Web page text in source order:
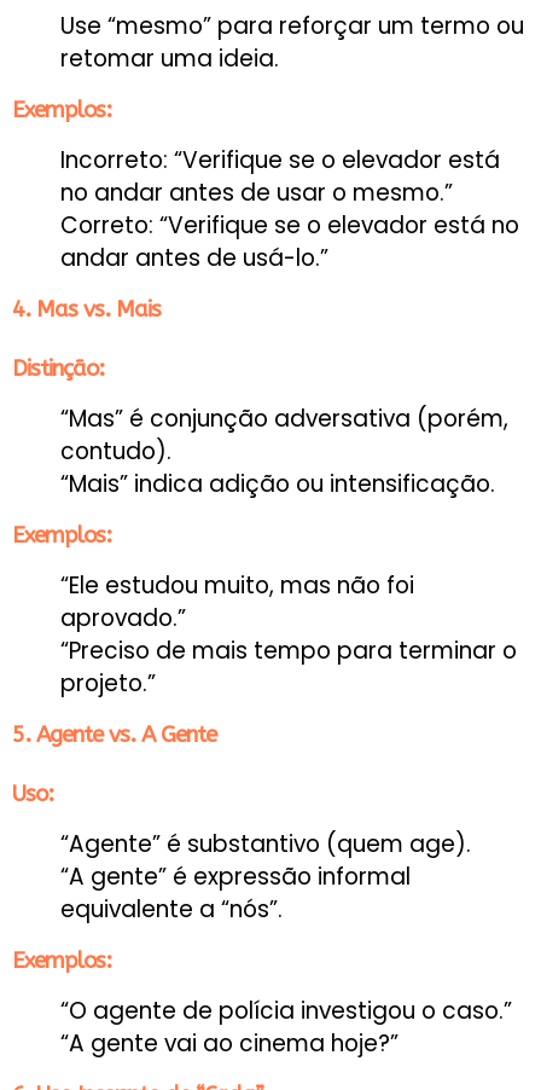
Use “mesmo” para reforçar um termo ou
retomar uma ideia.
Exemplos:
Incorreto: “Verifique se o elevador está
no andar antes de usar o mesmo.”
Correto: “Verifique se o elevador está no
andar antes de usá-lo.”
4. Mas vs. Mais
Distinção:
“Mas” é conjunção adversativa (porém,
contudo).
“Mais” indica adição ou intensificação.
Exemplos:
“Ele estudou muito, mas não foi
aprovado.”
“Preciso de mais tempo para terminar o
projeto.”
5. Agente vs. A Gente
Uso:
“Agente” é substantivo (quem age).
“A gente” é expressão informal
equivalente a “nós”.
Exemplos:
“O agente de polícia investigou o caso.”
“A gente vai ao cinema hoje?”